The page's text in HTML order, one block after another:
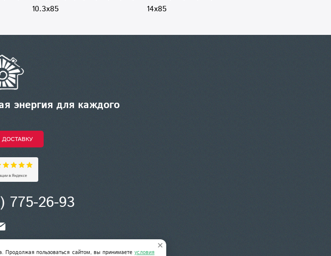
10.3x85 14x85
энергия для каждого
ДОСТАВКУ
775-26-93
защищены 2014 – г.
Продолжая пользоваться сайтом, вы принимаете условия
✕